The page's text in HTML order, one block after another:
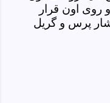
روی اون قرار
پرس و گریل